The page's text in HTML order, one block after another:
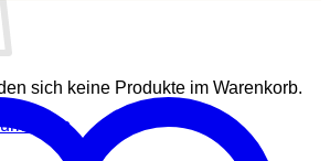
sich keine Produkte im Warenkorb.
Shop